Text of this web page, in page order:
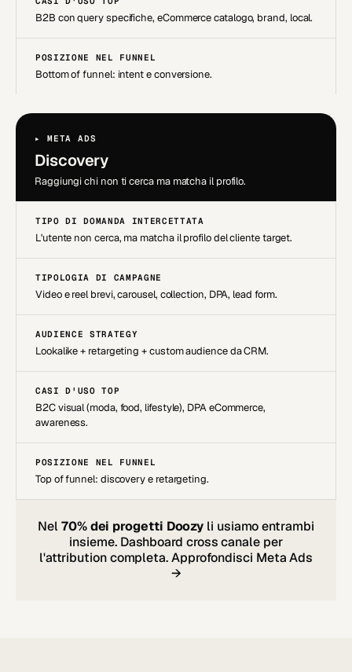
▸ META ADS
Discovery
Raggiungi chi non ti cerca ma matcha il profilo.
TIPO DI DOMANDA INTERCETTATA
L'utente non cerca, ma matcha il profilo del cliente target.
TIPOLOGIA DI CAMPAGNE
Video e reel brevi, carousel, collection, DPA, lead form.
AUDIENCE STRATEGY
Lookalike + retargeting + custom audience da CRM.
B2B con query specifiche, eCommerce catalogo, brand, local.
CASI D'USO TOP
B2C visual (moda, food, lifestyle), DPA eCommerce,
awareness.
POSIZIONE NEL FUNNEL
Bottom of funnel: intent e conversione.
POSIZIONE NEL FUNNEL
Top of funnel: discovery e retargeting.
Nel70% dei progetti Doozy li usiamo entrambi
insieme. Dashboard cross canale per
l'attribution completa.Approfondisci Meta Ads
→